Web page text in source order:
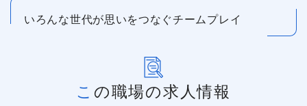
いろんな世代が思いをつなぐチームプレイ
この職場の求人情報